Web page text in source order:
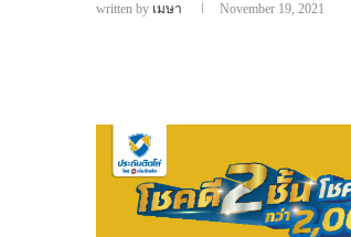
written by เมษา November 19, 2021